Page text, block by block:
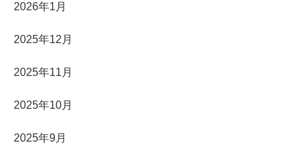
2026年1月
2025年12月
2025年11月
2025年10月
2025年9月